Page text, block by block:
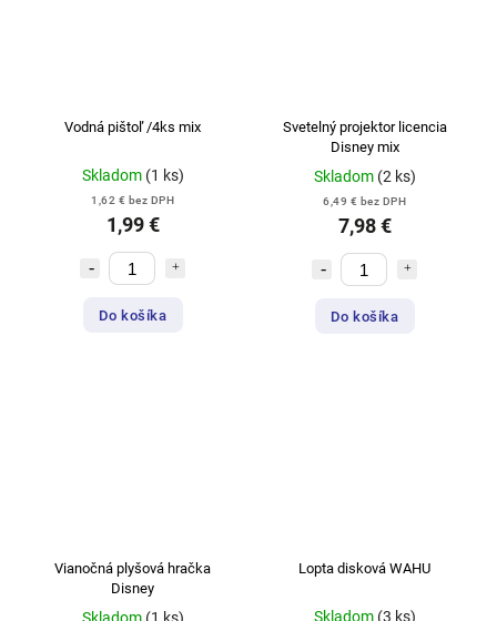
Vodná pištoľ /4ks mix
Skladom (1 ks)
1,62 € bez DPH
1,99 €
Do košíka
Svetelný projektor licencia
Disney mix
Skladom (2 ks)
6,49 € bez DPH
7,98 €
Do košíka
Vianočná plyšová hračka
Disney
Skladom (1 ks)
Lopta disková WAHU
Skladom (3 ks)